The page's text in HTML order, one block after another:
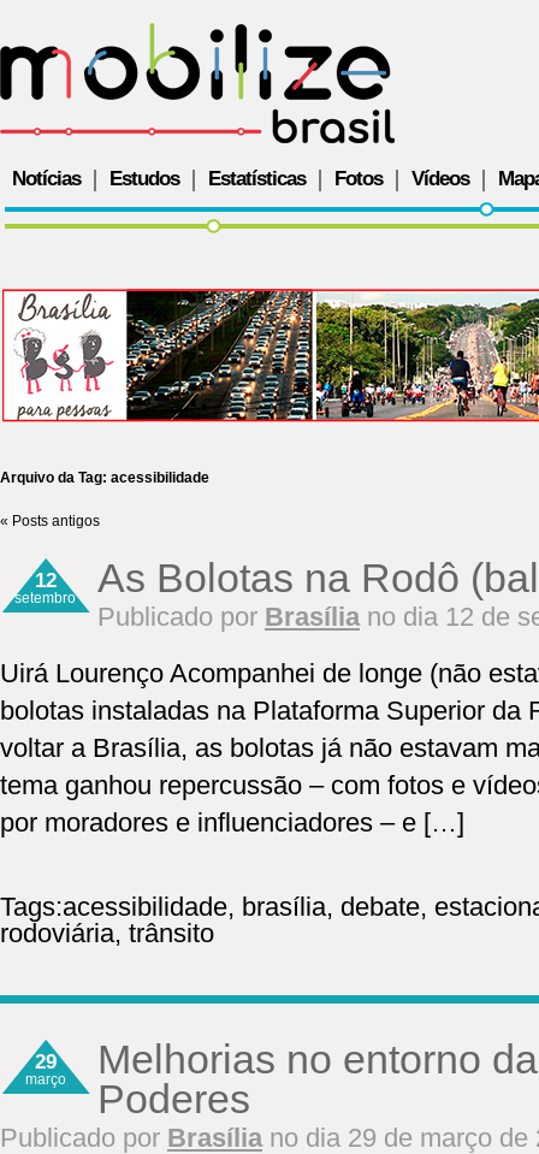
Notícias Estudos Estatísticas Fotos Vídeos
Arquivo da Tag: acessibilidade
« Posts antigos
12
setembro As Bolotas na Rodô
Publicado por Brasíliano dia 12 de
Uirá Lourenço Acompanhei de longe (não
bolotas instaladas na Plataforma Superior da
voltar a Brasília, as bolotas já não estavam
tema ganhou repercussão – com fotos e
por moradores e influenciadores – e […]
Tags:acessibilidade, brasília, debate,
rodoviária, trânsito
29
março
Melhorias no entorno
Poderes
Publicado por Brasíliano dia 29 de março de